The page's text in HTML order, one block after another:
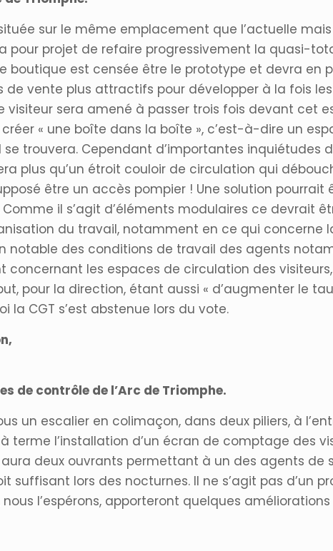
sur le même emplacement que l’actuelle
pour projet de refaire progressivement la quasi-
boutique est censée être le prototype et devra en
vente plus attractifs pour développer à la fois les
visiteur sera amené à passer trois fois devant
créer « une boîte dans la boîte », c’est-à-dire un
trouvera. Cependant d’importantes inquiétudes
plus qu’un étroit couloir de circulation qui
être un accès pompier ! Une solution
il s’agit d’éléments modulaires ce devrait
du travail, notamment en ce qui concerne
notable des conditions de travail des agents
concernant les espaces de circulation des
pour la direction, étant aussi « d’augmenter le
la CGT s’est abstenue lors du vote.
de contrôle de l’Arc de Triomphe.
un escalier en colimaçon, dans deux piliers, à
terme l’installation d’un écran de comptage des
deux ouvrants permettant à un des agents de
suffisant lors des nocturnes. Il ne s’agit pas
l’espérons, apporteront quelques